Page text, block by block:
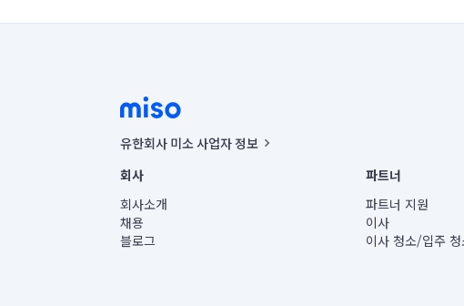
유한회사 미소 사업자 정보
사업자등록번호 : 291-87-00271 | 인허가번호 : 2016-3220163-14-5-
통신판매신고번호 : 2024-서울종로-1400(공정거래위원회 정보) |
대표이사 : CHING VICTOR COLUMBIA RHEE
주소 | 본사: 서울특별시 종로구 율곡로 6(중학동, 트윈트리빌딩) B동 5
컨택센터 : 서울특별시 종로구 수송동 율곡로 24, 7층, 8층 미소
회사
회사소개
채용
블로그
파트너
파트너 지원
이사
이사 청소/입주